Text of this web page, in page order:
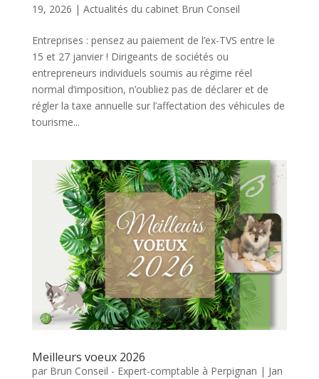
19, 2026 | Actualités du cabinet Brun Conseil
Entreprises : pensez au paiement de l’ex-TVS entre le
15 et 27 janvier ! Dirigeants de sociétés ou
entrepreneurs individuels soumis au régime réel
normal d’imposition, n’oubliez pas de déclarer et de
régler la taxe annuelle sur l’affectation des véhicules de
tourisme...
Meilleurs voeux 2026
par Brun Conseil - Expert-comptable à Perpignan | Jan